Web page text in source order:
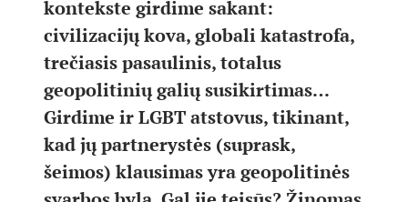
kontekste girdime sakant:
civilizacijų kova, globali katastrofa,
trečiasis pasaulinis, totalus
geopolitinių galių susikirtimas…
Girdime ir LGBT atstovus, tikinant,
kad jų partnerystės (suprask,
šeimos) klausimas yra geopolitinės